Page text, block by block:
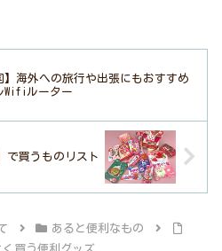
】海外への旅行や出張にもおすすめ
Wifiルーター
で買うものリスト
あると便利なもの